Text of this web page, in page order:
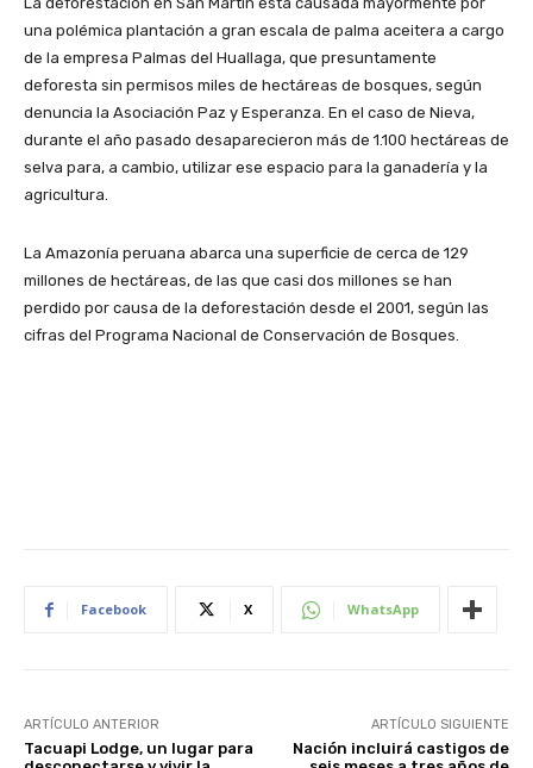
una polémica plantación a gran escala de palma aceitera a cargo
de la empresa Palmas del Huallaga, que presuntamente
deforesta sin permisos miles de hectáreas de bosques, según
denuncia la Asociación Paz y Esperanza. En el caso de Nieva,
durante el año pasado desaparecieron más de 1.100 hectáreas de
selva para, a cambio, utilizar ese espacio para la ganadería y la
agricultura.
La Amazonía peruana abarca una superficie de cerca de 129
millones de hectáreas, de las que casi dos millones se han
perdido por causa de la deforestación desde el 2001, según las
cifras del Programa Nacional de Conservación de Bosques.
Facebook X WhatsApp
ARTÍCULO ANTERIOR
Tacuapi Lodge, un lugar para
ARTÍCULO SIGUIENTE
Nación incluirá castigos de